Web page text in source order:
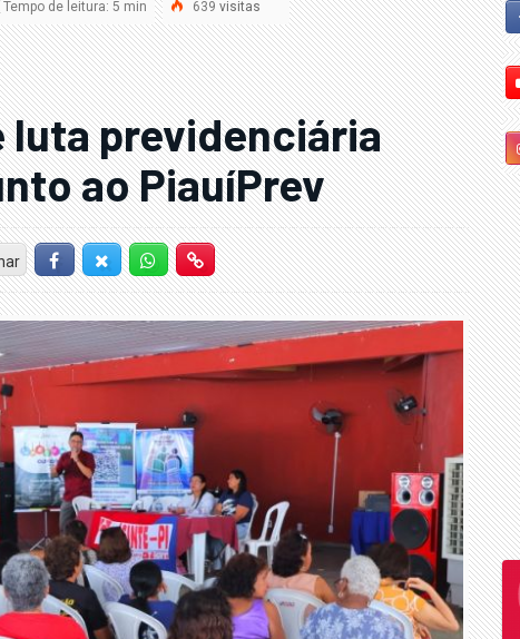
Tempo de leitura: 5 min 639visitas
luta previdenciária
ao PiauíPrev
FacebookTwitter-XWhatsappHiperlink